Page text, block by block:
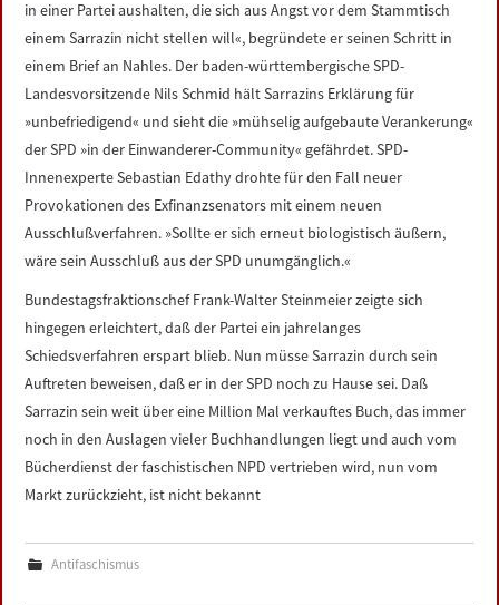
in einer Partei aushalten, die sich aus Angst vor dem Stammtisch
einem Sarrazin nicht stellen will«, begründete er seinen Schritt in
einem Brief an Nahles. Der baden-württembergische SPD-
Landesvorsitzende Nils Schmid hält Sarrazins Erklärung für
»unbefriedigend« und sieht die »mühselig aufgebaute Verankerung«
der SPD »in der Einwanderer-Community« gefährdet. SPD-
Innenexperte Sebastian Edathy drohte für den Fall neuer
Provokationen des Exfinanzsenators mit einem neuen
Ausschlußverfahren. »Sollte er sich erneut biologistisch äußern,
wäre sein Ausschluß aus der SPD unumgänglich.«
Bundestagsfraktionschef Frank-Walter Steinmeier zeigte sich
hingegen erleichtert, daß der Partei ein jahrelanges
Schiedsverfahren erspart blieb. Nun müsse Sarrazin durch sein
Auftreten beweisen, daß er in der SPD noch zu Hause sei. Daß
Sarrazin sein weit über eine Million Mal verkauftes Buch, das immer
noch in den Auslagen vieler Buchhandlungen liegt und auch vom
Bücherdienst der faschistischen NPD vertrieben wird, nun vom
Markt zurückzieht, ist nicht bekannt
Antifaschismus